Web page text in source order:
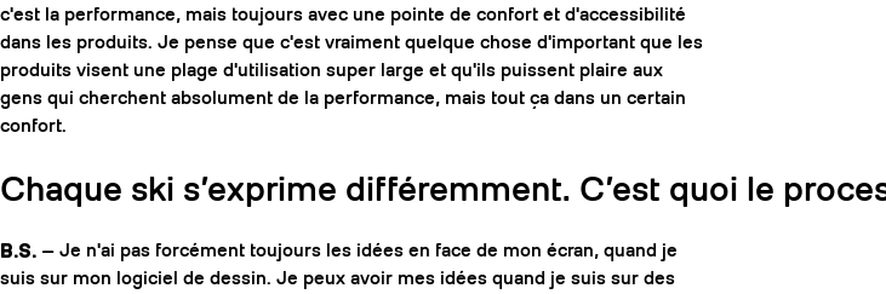
c'est la performance, mais toujours avec une pointe de confort et d'accessibilité
dans les produits. Je pense que c'est vraiment quelque chose d'important que les
produits visent une plage d'utilisation super large et qu'ils puissent plaire aux
gens qui cherchent absolument de la performance, mais tout ça dans un certain
confort.
Chaque ski s’exprime différemment. C’est quoi le
B.S. — Je n'ai pas forcément toujours les idées en face de mon écran, quand je
suis sur mon logiciel de dessin. Je peux avoir mes idées quand je suis sur des